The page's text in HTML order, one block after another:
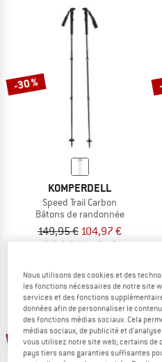
-30 %
KOMPERDELL
Speed Trail Carbon
Bâtons de randonnée
149,95 € 104,97 €
(49)
-53 %
Nous utilisons des cookies et des
les fonctions nécessaires de notre site
services et des fonctions
données afin de personnaliser le
des fonctions médias sociaux. Cela
médias sociaux, de publicité et
vous utilisez notre site web; certains de
pays tiers sans garanties suffisantes